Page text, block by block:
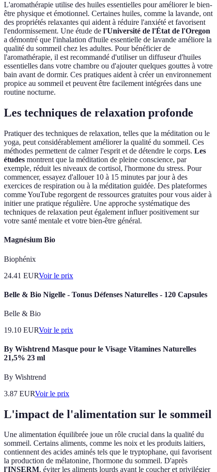
L'aromathérapie utilise des huiles essentielles pour améliorer le bien-
être physique et émotionnel. Certaines huiles, comme la lavande, ont
des propriétés relaxantes qui aident à réduire l'anxiété et favorisent
l'endormissement. Une étude de l'Université de l'État de l'Oregon
a démontré que l'inhalation d'huile essentielle de lavande améliore la
qualité du sommeil chez les adultes. Pour bénéficier de
l'aromathérapie, il est recommandé d'utiliser un diffuseur d'huiles
essentielles dans votre chambre ou d'ajouter quelques gouttes à votre
bain avant de dormir. Ces pratiques aident à créer un environnement
propice au sommeil et peuvent être facilement intégrées dans une
routine nocturne.
Les techniques de relaxation profonde
Pratiquer des techniques de relaxation, telles que la méditation ou le
yoga, peut considérablement améliorer la qualité du sommeil. Ces
méthodes permettent de calmer l'esprit et de détendre le corps. Les
études montrent que la méditation de pleine conscience, par
exemple, réduit les niveaux de cortisol, l'hormone du stress. Pour
commencer, essayez d'allouer 10 à 15 minutes par jour à des
exercices de respiration ou à la méditation guidée. Des plateformes
comme YouTube regorgent de ressources gratuites pour vous aider à
initier une pratique régulière. Une approche systématique des
techniques de relaxation peut également influer positivement sur
votre santé mentale et votre bien-être général.
Magnésium Bio
Biophénix
24.41 EURVoir le prix
Belle & Bio Nigelle - Tonus Défenses Naturelles - 120 Capsules
Belle & Bio
19.10 EURVoir le prix
By Wishtrend Masque pour le Visage Vitamines Naturelles
21,5% 23 ml
By Wishtrend
3.87 EURVoir le prix
L'impact de l'alimentation sur le sommeil
Une alimentation équilibrée joue un rôle crucial dans la qualité du
sommeil. Certains aliments, comme les noix et les produits laitiers,
contiennent des acides aminés tels que le tryptophane, qui favorisent
la production de mélatonine, l'hormone du sommeil. D'après
l'INSERM, éviter les aliments lourds avant le coucher et privilégier